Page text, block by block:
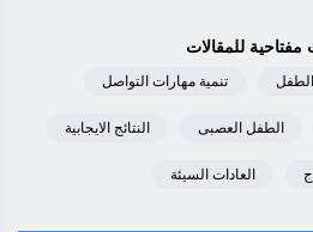
مفتاحية للمقالات
تنمية مهارات التواصل
الطفل العصبى النتائج الايجابية
العادات السيئة